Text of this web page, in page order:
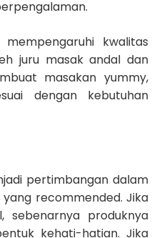
kwalitas
juru masak andal dan
masakan yummy,
dengan kebutuhan
pertimbangan dalam
recommended. Jika
sebenarnya produknya
kehati-hatian. Jika